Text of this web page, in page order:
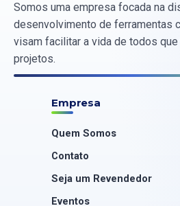
Somos uma empresa focada na
desenvolvimento de ferramentas
visam facilitar a vida de todos que
projetos.
Empresa
Quem Somos
Contato
Seja um Revendedor
Eventos